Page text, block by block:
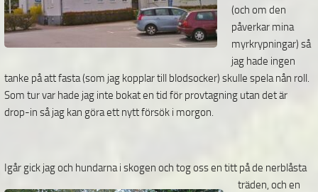
(och om den
påverkar mina
myrkrypningar) så
jag hade ingen
tanke på att fasta (som jag kopplar till blodsocker) skulle spela nån roll.
Som tur var hade jag inte bokat en tid för provtagning utan det är
drop-in så jag kan göra ett nytt försök i morgon.
Igår gick jag och hundarna i skogen och tog oss en titt på de nerblåsta
träden, och en